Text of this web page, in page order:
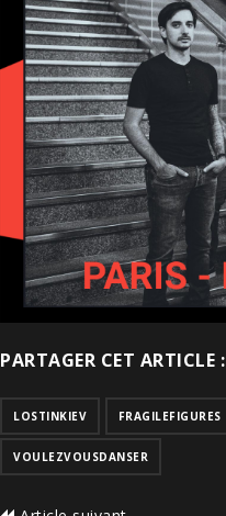
PARTAGER CET ARTICLE :
LOSTINKIEV FRAGILEFIGURES
VOULEZVOUSDANSER